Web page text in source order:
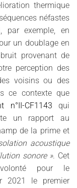
thermique
néfastes
par exemple, en
un doublage en
provenant de
perception des
voisins ou des
ce contexte que
n°II-CF1143 qui
un rapport au
de la prime et
acoustique
sonore ». Cet
pour le
2021 le premier